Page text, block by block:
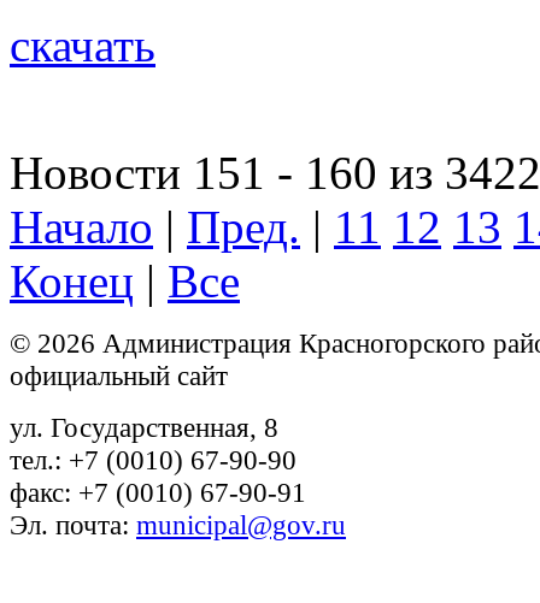
скачать
Новости 151 - 160 из 3422
Начало | Пред. | 11 12 13
Конец | Все
© 2026 Администрация Красногорского
официальный сайт
ул. Государственная, 8
тел.: +7 (0010) 67-90-90
факс: +7 (0010) 67-90-91
Эл. почта: municipal@gov.ru